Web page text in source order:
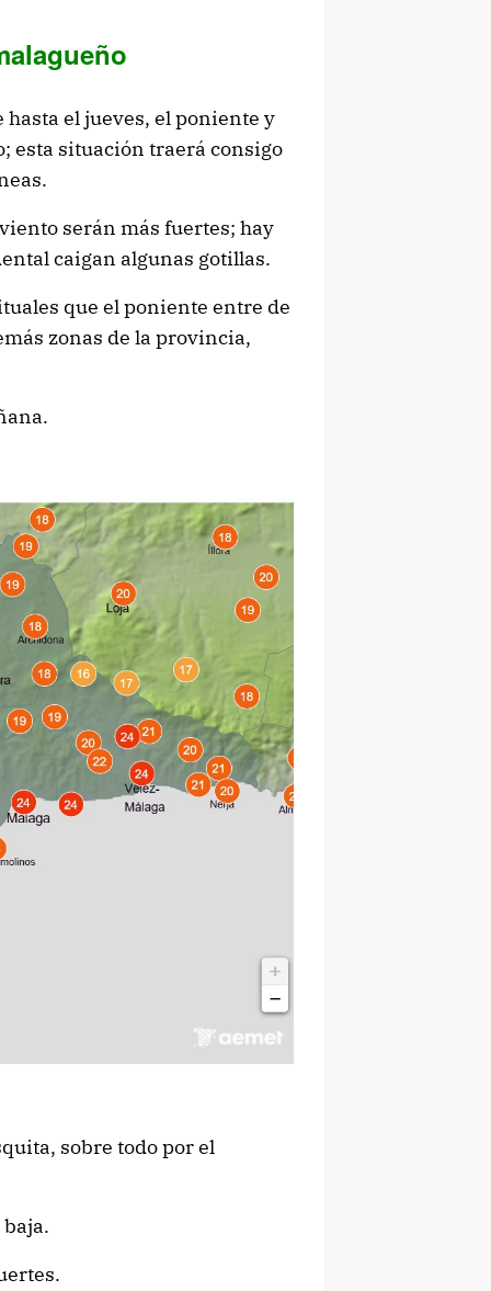
el jueves, el poniente y
esta situación traerá consigo
serán más fuertes; hay
caigan algunas gotillas.
que el poniente entre de
zonas de la provincia,
sobre todo por el